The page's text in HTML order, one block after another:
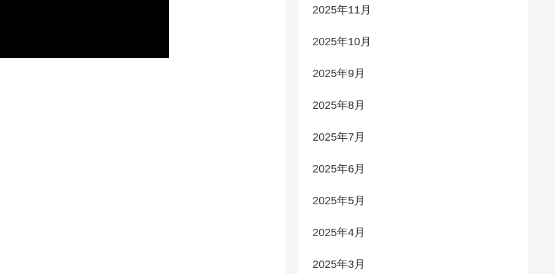
2025年11月
2025年10月
2025年9月
2025年8月
2025年7月
2025年6月
2025年5月
2025年4月
2025年3月